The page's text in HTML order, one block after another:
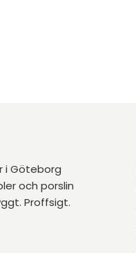
i Göteborg
och porslin
Proffsigt.